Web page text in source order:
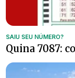
SAIU SEU NÚMERO?
Quina 7087: